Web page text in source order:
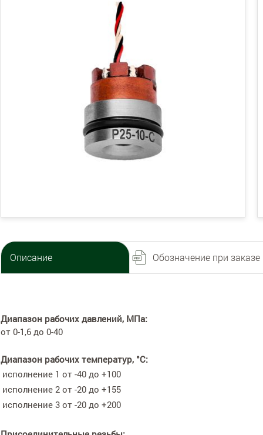
Описание Обозначение при заказе
Диапазон рабочих давлений, МПа:
от 0-1,6 до 0-40
Диапазон рабочих температур, °С:
исполнение 1 от -40 до +100
исполнение 2 от -20 до +155
исполнение 3 от -20 до +200